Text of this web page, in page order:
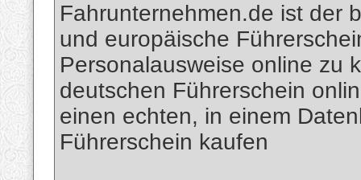
Fahrunternehmen.de ist der
und europäische
Personalausweise online zu
deutschen Führerschein
einen echten, in einem
Führerschein kaufen